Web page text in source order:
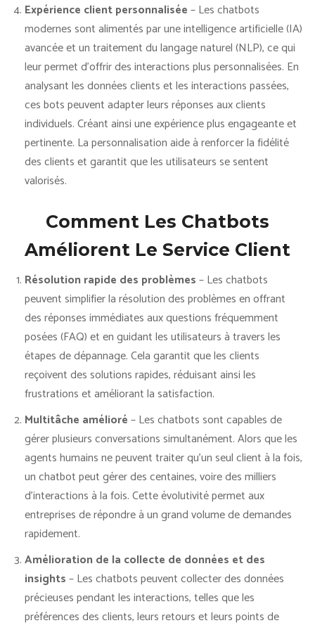
Expérience client personnalisée– Les chatbots
modernes sont alimentés par une intelligence artificielle (IA)
avancée et un traitement du langage naturel (NLP), ce qui
leur permet d’offrir des interactions plus personnalisées. En
analysant les données clients et les interactions passées,
ces bots peuvent adapter leurs réponses aux clients
individuels. Créant ainsi une expérience plus engageante et
pertinente. La personnalisation aide à renforcer la fidélité
des clients et garantit que les utilisateurs se sentent
valorisés.
Comment Les Chatbots
Améliorent Le Service Client
Résolution rapide des problèmes– Les chatbots
peuvent simplifier la résolution des problèmes en offrant
des réponses immédiates aux questions fréquemment
posées (FAQ) et en guidant les utilisateurs à travers les
étapes de dépannage. Cela garantit que les clients
reçoivent des solutions rapides, réduisant ainsi les
frustrations et améliorant la satisfaction.
Multitâche amélioré– Les chatbots sont capables de
gérer plusieurs conversations simultanément. Alors que les
agents humains ne peuvent traiter qu’un seul client à la fois,
un chatbot peut gérer des centaines, voire des milliers
d’interactions à la fois. Cette évolutivité permet aux
entreprises de répondre à un grand volume de demandes
rapidement.
Amélioration de la collecte de données et des
insights– Les chatbots peuvent collecter des données
précieuses pendant les interactions, telles que les
préférences des clients, leurs retours et leurs points de